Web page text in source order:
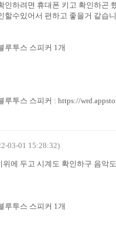
인하려면 휴대폰 키고 확인하곤
할수있어서 편하고 좋을거 같습
루투스 스피커 1개
루투스 스피커 : https://
03-01 15:28:32)
위에 두고 시계도 확인하구 음악
루투스 스피커 1개